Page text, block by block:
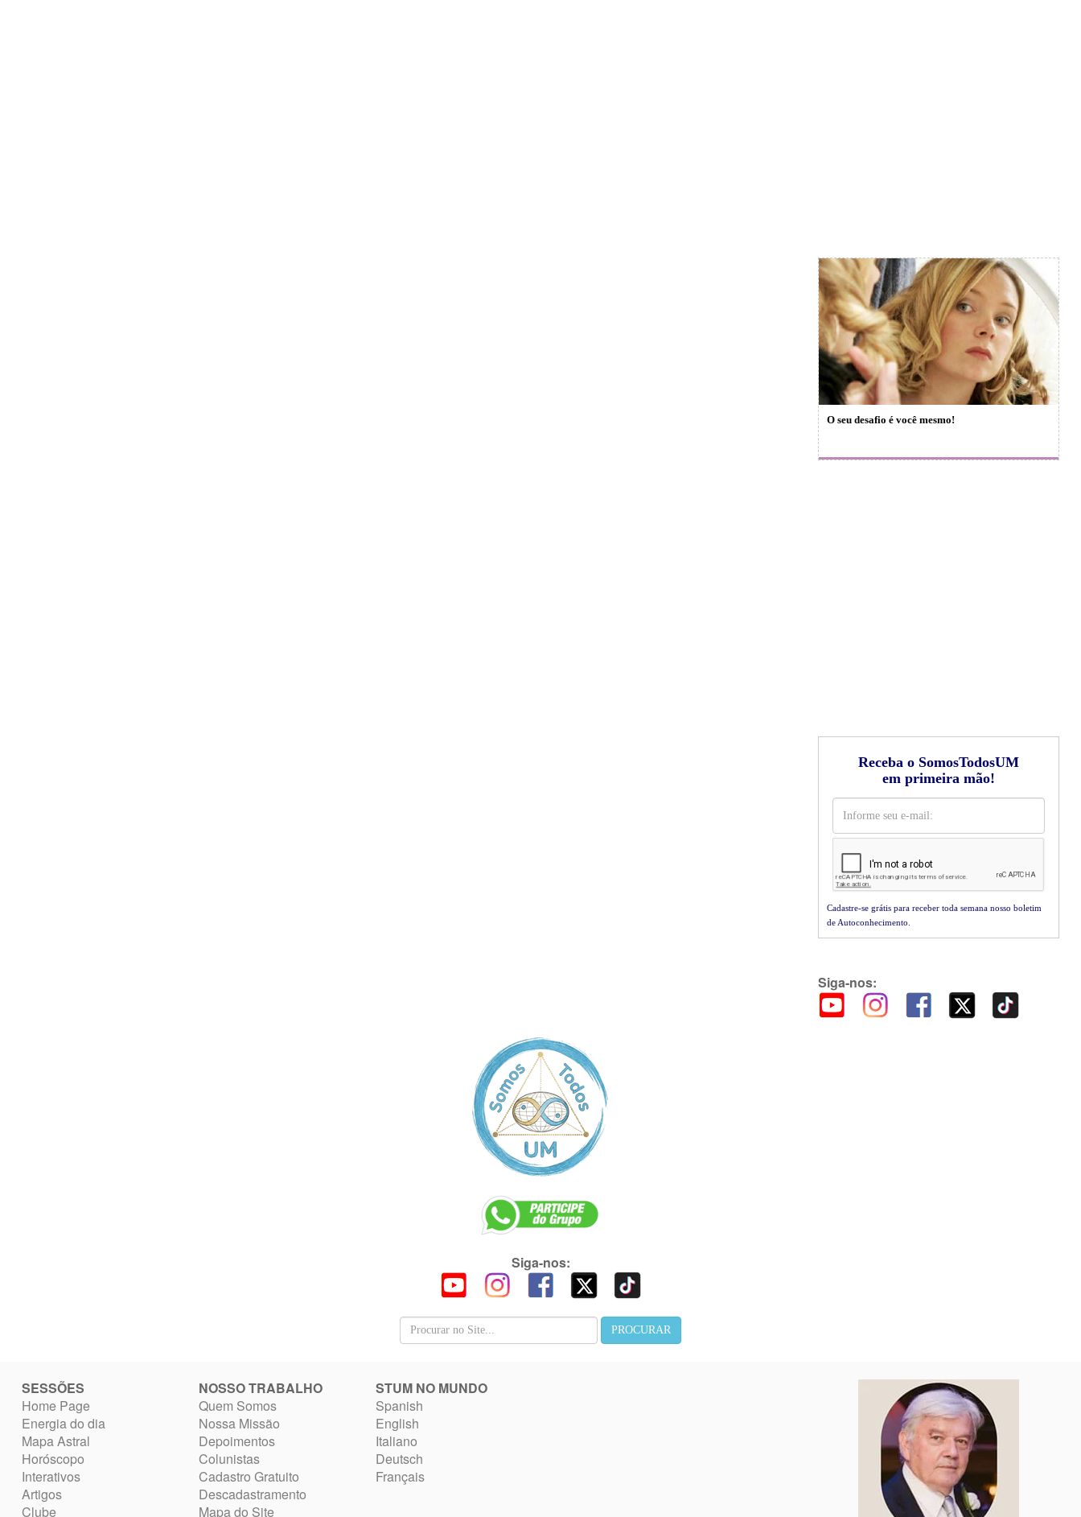
O seu desafio é você mesmo!
Receba o SomosTodosUM
em primeira mão!
Cadastre-se grátis para receber toda semana nosso boletim
de Autoconhecimento.
Siga-nos:
Siga-nos:
SESSÕES
Home Page
Energia do dia
Mapa Astral
Horóscopo
Interativos
Artigos
Clube
NOSSO TRABALHO
Quem Somos
Nossa Missão
Depoimentos
Colunistas
Cadastro Gratuito
Descadastramento
Mapa do Site
STUM NO MUNDO
Spanish
English
Italiano
Deutsch
Français